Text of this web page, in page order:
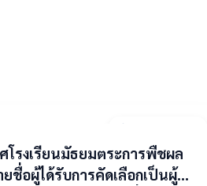
โรงเรียนมัธยมตระการพืชผล
ยชื่อผู้ได้รับการคัดเลือกเป็นผู้